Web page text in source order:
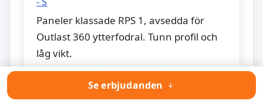
Paneler klassade RPS 1, avsedda för
Outlast 360 ytterfodral. Tunn profil och
låg vikt.
Till produkten
Se erbjudanden